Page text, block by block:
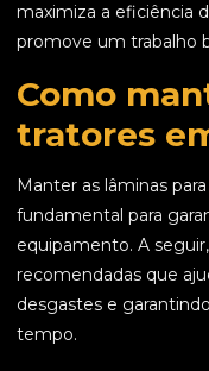
maximiza a eficiência
promove um trabalho
Como
tratores
Manter as lâminas
fundamental para
equipamento. A
recomendadas que
desgastes e
tempo.